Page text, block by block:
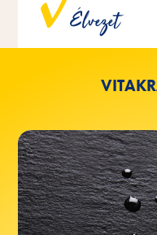
Élvezet
®
A